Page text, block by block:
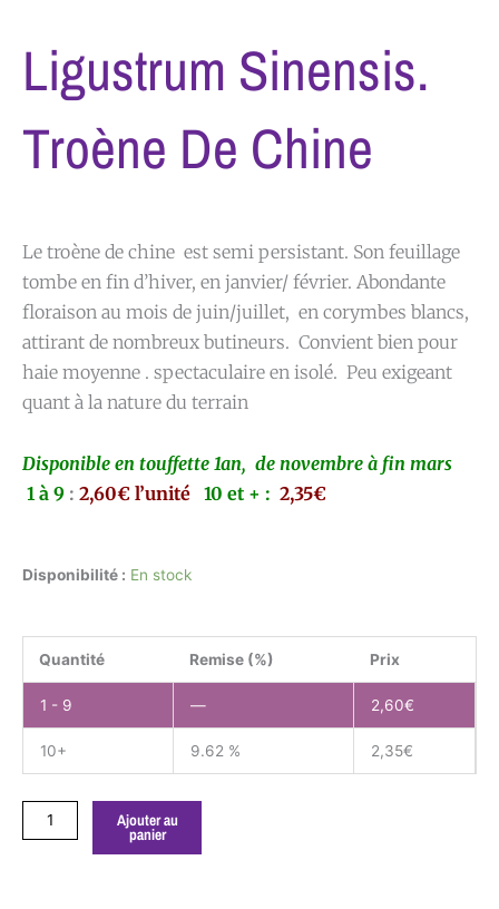
Ligustrum Sinensis.
Troène De Chine
Le troène de chine est semi persistant. Son feuillage
tombe en fin d’hiver, en janvier/ février. Abondante
floraison au mois de juin/juillet, en corymbes blancs,
attirant de nombreux butineurs. Convient bien pour
haie moyenne . spectaculaire en isolé. Peu exigeant
quant à la nature du terrain
Disponible en touffette 1an, de novembre à fin mars
1 à 9 : 2,60€ l’unité 10 et + : 2,35€
Disponibilité : En stock
Quantité Remise (%) Prix
1 - 9 — 2,60€
10+ 9.62 % 2,35€
quantité
Troène
Ajouter au
panier